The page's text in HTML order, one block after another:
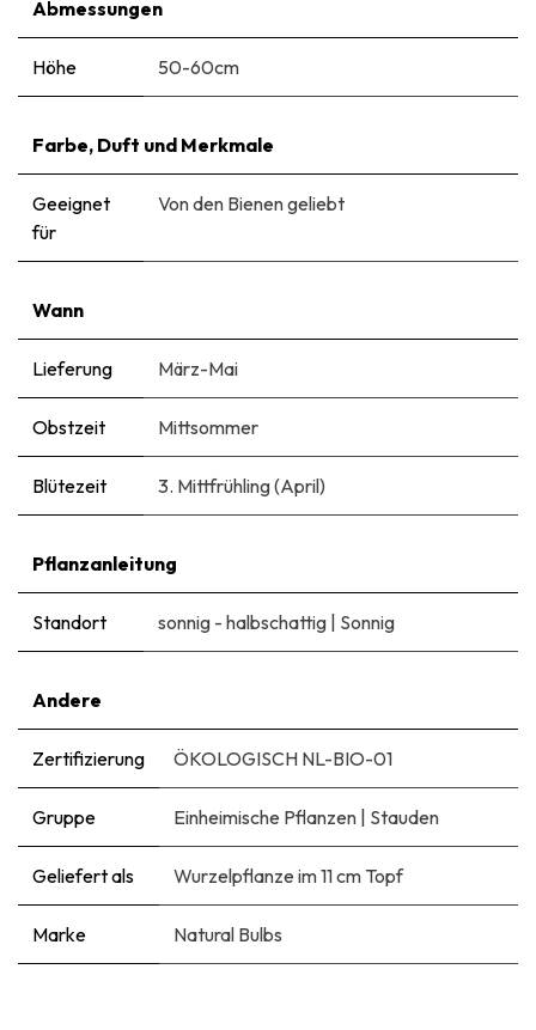
Abmessungen
Höhe 50-60cm
Farbe, Duft und Merkmale
Geeignet
für
Von den Bienen geliebt
Wann
Lieferung März-Mai
Obstzeit Mittsommer
Blütezeit 3. Mittfrühling (April)
Pflanzanleitung
Standort sonnig - halbschattig | Sonnig
Andere
Zertifizierung ÖKOLOGISCH NL-BIO-01
Gruppe Einheimische Pflanzen | Stauden
Geliefert als Wurzelpflanze im 11 cm Topf
Marke Natural Bulbs